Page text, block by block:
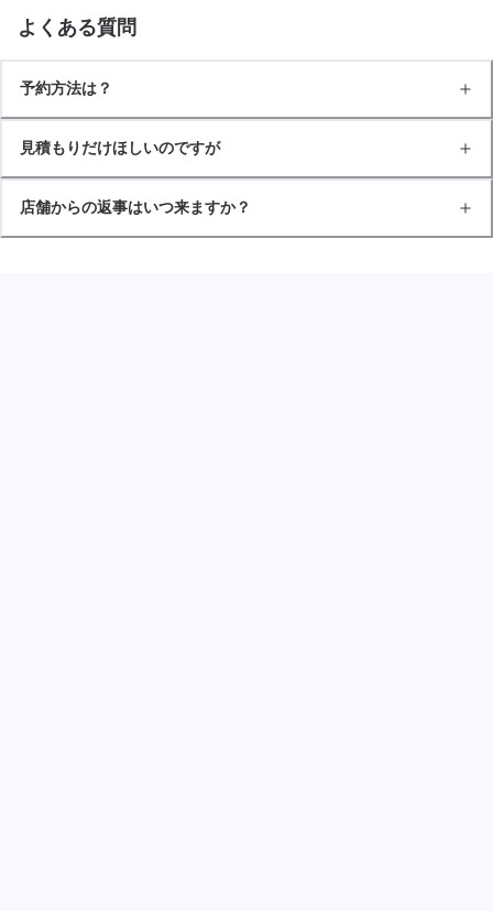
よくある質問
予約方法は？
見積もりだけほしいのですが
店舗からの返事はいつ来ますか？